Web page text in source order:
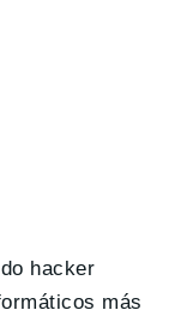
hacker
más